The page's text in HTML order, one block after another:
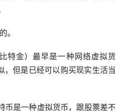
。
特金）最早是一种网络虚拟货
，但是已经可以购买现实生活当
币是一种虚拟货币，跟股票差不